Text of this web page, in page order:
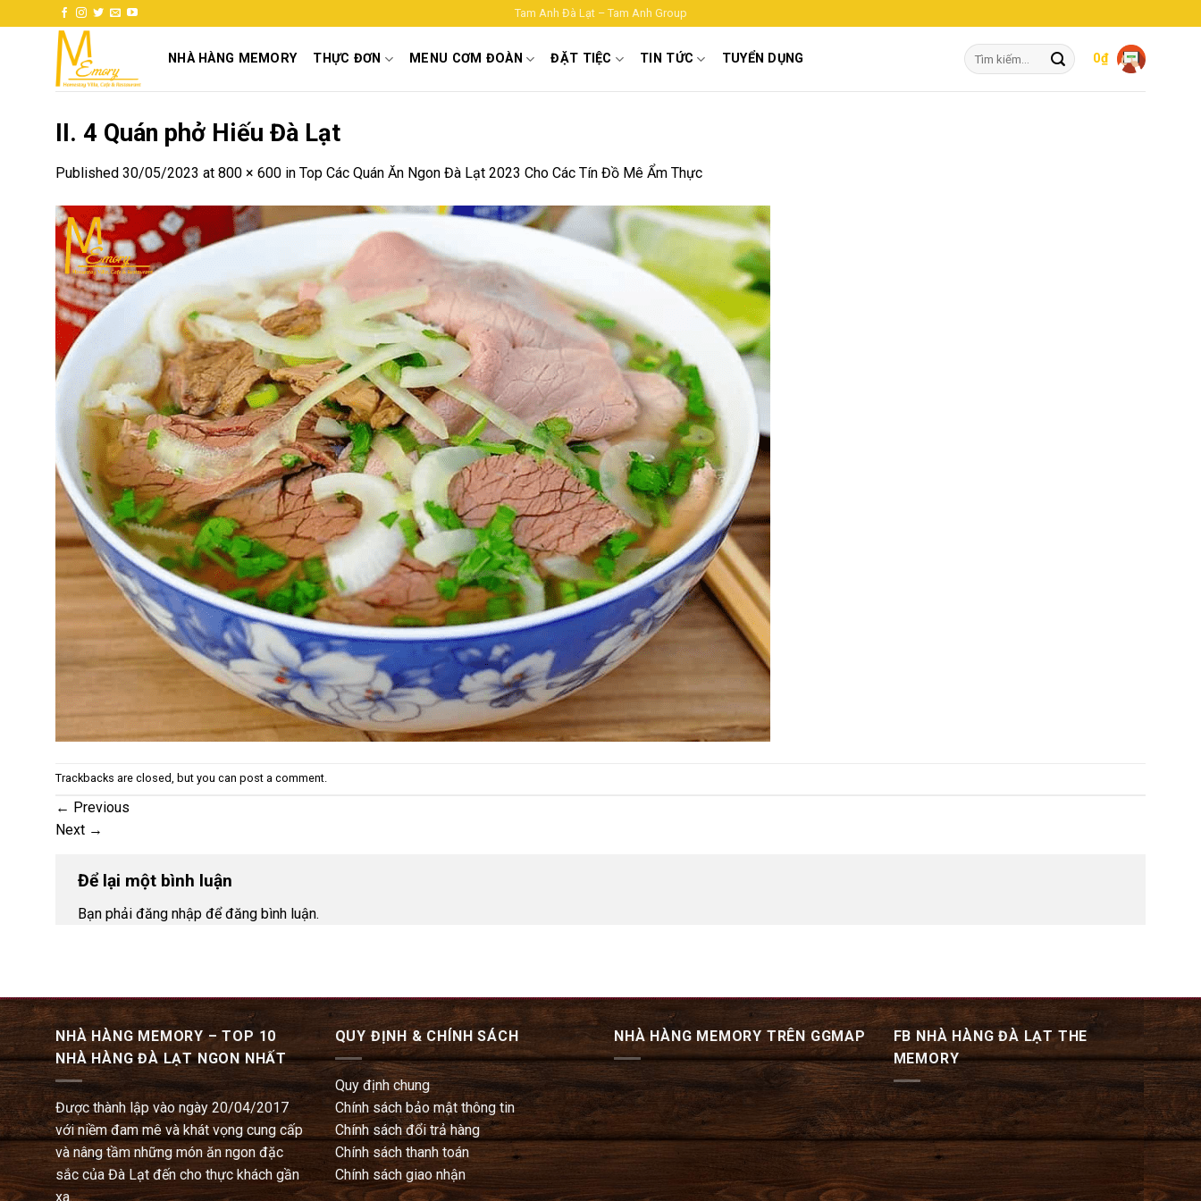
to
Tam Anh Đà Lạt – Tam Anh Group
NHÀ HÀNG MEMORY THỰC ĐƠN MENU CƠM ĐOÀN ĐẶT TIỆC TIN TỨC TUYỂN DỤNG
Tìm
kiếm:
0₫
II. 4 Quán phở Hiếu Đà Lạt
Published 30/05/2023 at 800 × 600 in Top Các Quán Ăn Ngon Đà Lạt 2023 Cho Các Tín Đồ Mê Ẩm Thực
Trackbacks are closed, but you can post a comment
← Previous
Next →
Để lại một bình luận
Bạn phải đăng nhập để đăng bình luận.
NHÀ HÀNG MEMORY – TOP 10
NHÀ HÀNG ĐÀ LẠT NGON NHẤT
Được thành lập vào ngày 20/04/2017
với niềm đam mê và khát vọng cung cấp
và nâng tầm những món ăn ngon đặc
sắc của Đà Lạt đến cho thực khách gần
xa.
QUY ĐỊNH & CHÍNH SÁCH
Quy định chung
Chính sách bảo mật thông tin
Chính sách đổi trả hàng
Chính sách thanh toán
Chính sách giao nhận
NHÀ HÀNG MEMORY TRÊN GGMAP
FB NHÀ HÀNG ĐÀ LẠT THE
MEMORY